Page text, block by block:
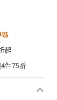
區
起
4件75折